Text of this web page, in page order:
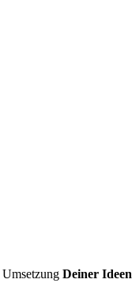
Umsetzung Deiner Ideen